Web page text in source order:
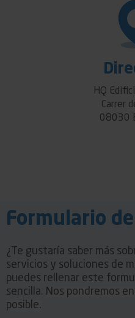
HQ
Carrer
08030
Formulario
¿Te gustaría saber más
servicios y soluciones de
puedes rellenar este
sencilla. Nos pondremos
posible.